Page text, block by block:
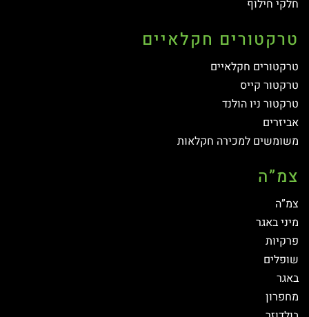
חלקי חילוף
טרקטורים חקלאיים
טרקטורים חקלאיים
טרקטור קייס
טרקטור ניו הולנד
אביזרים
משומשים למכירה חקלאות
צמ”ה
צמ”ה
מיני באגר
פרקיות
שופלים
באגר
מחפרון